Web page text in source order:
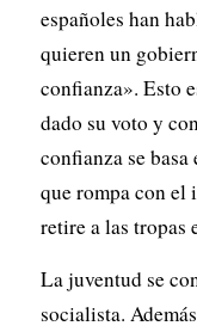
españoles han
quieren un
confianza». Esto
dado su voto y
confianza se
que rompa con el
retire a las tropas
La juventud se
socialista.